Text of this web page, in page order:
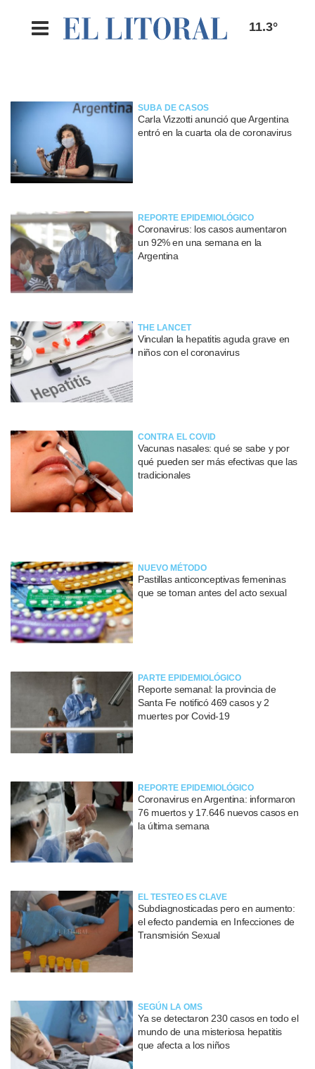
11.3°
SUBA DE CASOS
Carla Vizzotti anunció que Argentina
entró en la cuarta ola de coronavirus
REPORTE EPIDEMIOLÓGICO
Coronavirus: los casos aumentaron
un 92% en una semana en la
Argentina
THE LANCET
Vinculan la hepatitis aguda grave en
niños con el coronavirus
CONTRA EL COVID
Vacunas nasales: qué se sabe y por
qué pueden ser más efectivas que las
tradicionales
NUEVO MÉTODO
Pastillas anticonceptivas femeninas
que se toman antes del acto sexual
PARTE EPIDEMIOLÓGICO
Reporte semanal: la provincia de
Santa Fe notificó 469 casos y 2
muertes por Covid-19
REPORTE EPIDEMIOLÓGICO
Coronavirus en Argentina: informaron
76 muertos y 17.646 nuevos casos en
la última semana
EL TESTEO ES CLAVE
Subdiagnosticadas pero en aumento:
el efecto pandemia en Infecciones de
Transmisión Sexual
SEGÚN LA OMS
Ya se detectaron 230 casos en todo el
mundo de una misteriosa hepatitis
que afecta a los niños